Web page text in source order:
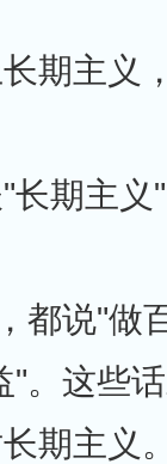
期主义
长期主义
都说"做
。这些
期主义